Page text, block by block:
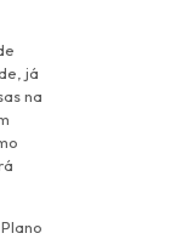
já
na